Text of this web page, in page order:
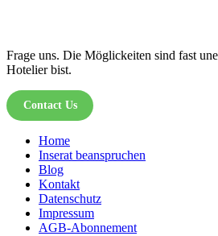
Frage uns. Die Möglickeiten sind fast
Hotelier bist.
Contact Us
Home
Inserat beanspruchen
Blog
Kontakt
Datenschutz
Impressum
AGB-Abonnement